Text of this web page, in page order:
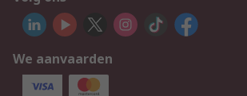
We aanvaarden